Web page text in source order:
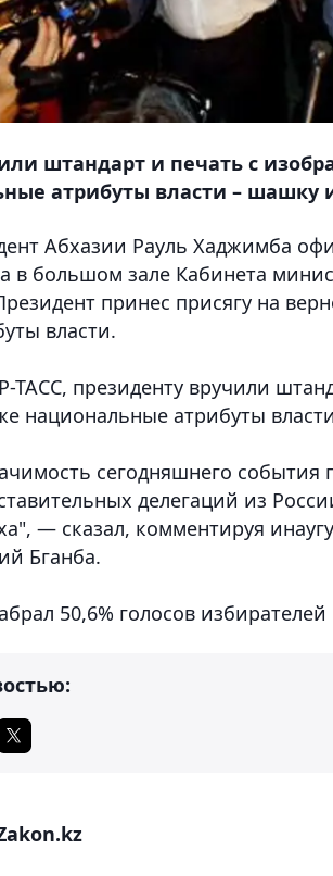
штандарт и печать с
атрибуты власти – шашку
Абхазии Рауль Хаджимба
большом зале Кабинета
принес присягу на
власти.
ТАСС, президенту вручили
национальные атрибуты
сегодняшнего события
делегаций из
— сказал, комментируя
Бганба.
50,6% голосов